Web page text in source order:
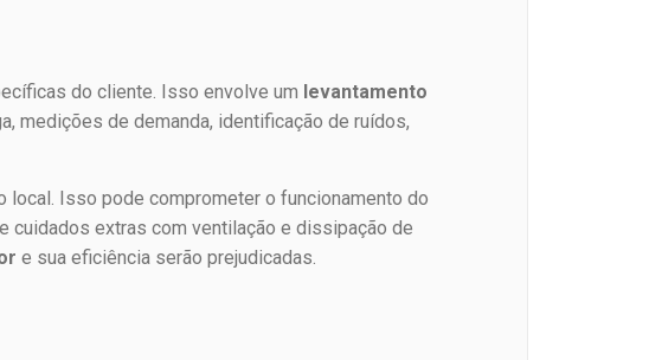
do cliente. Isso envolve um levantamento
medições de demanda, identificação de ruídos,
local. Isso pode comprometer o funcionamento do
cuidados extras com ventilação e dissipação de
e sua eficiência serão prejudicadas.